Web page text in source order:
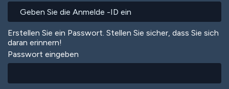
Erstellen Sie ein Passwort. Stellen Sie sicher, dass Sie sich
daran erinnern!
Passwort eingeben